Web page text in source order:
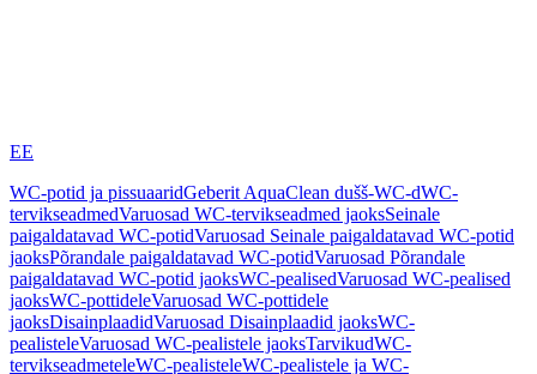
EE
WC-potid ja pissuaaridGeberit AquaClean dušš-WC-dWC-
tervikseadmedVaruosad WC-tervikseadmed jaoksSeinale
paigaldatavad WC-potidVaruosad Seinale paigaldatavad WC-potid
jaoksPõrandale paigaldatavad WC-potidVaruosad Põrandale
paigaldatavad WC-potid jaoksWC-pealisedVaruosad WC-pealised
jaoksWC-pottideleVaruosad WC-pottidele
jaoksDisainplaadidVaruosad Disainplaadid jaoksWC-
pealisteleVaruosad WC-pealistele jaoksTarvikudWC-
tervikseadmeteleWC-pealisteleWC-pealistele ja WC-